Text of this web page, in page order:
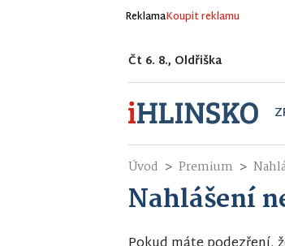
ReklamaKoupit reklamu
Čt 6. 8., Oldřiška
Úvod Premium
Nahlášení